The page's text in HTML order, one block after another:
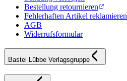
Bestellung retournieren
Fehlerhaften Artikel reklamieren
AGB
Widerrufsformular
Bastei Lübbe Verlagsgruppe